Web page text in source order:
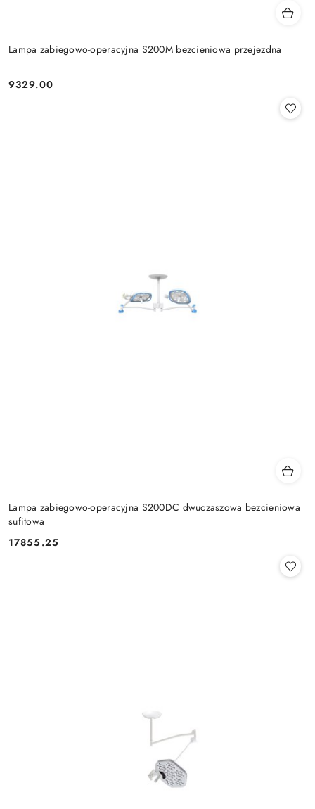
Lampa zabiegowo-operacyjna S200M bezcieniowa przejezdna
Cena:
9329.00
Lampa zabiegowo-operacyjna S200DC dwuczaszowa bezcieniowa
sufitowa
Cena:
17855.25